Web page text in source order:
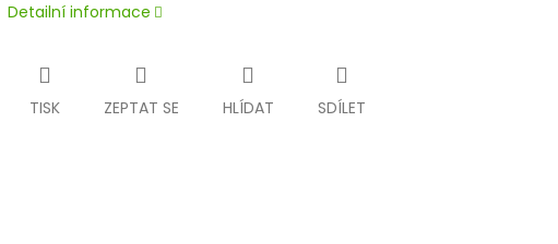
Detailní informace
TISK ZEPTAT SE HLÍDAT SDÍLET